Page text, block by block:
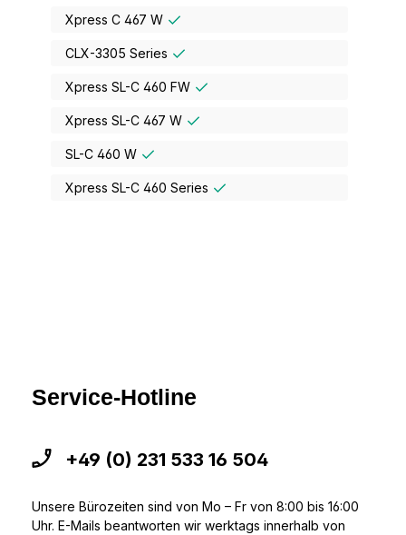
Xpress C 467 W
CLX-3305 Series
Xpress SL-C 460 FW
Xpress SL-C 467 W
SL-C 460 W
Xpress SL-C 460 Series
Service-Hotline
+49 (0) 231 533 16 504
Unsere Bürozeiten sind von Mo – Fr von 8:00 bis 16:00
Uhr. E-Mails beantworten wir werktags innerhalb von